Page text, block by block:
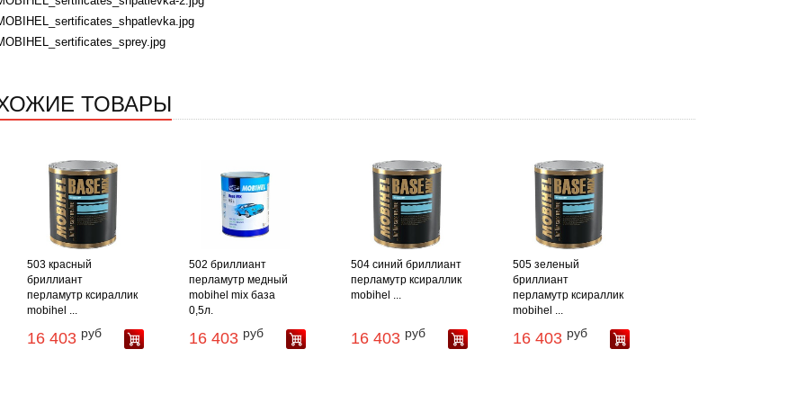
ТОВАРЫ
503 красный
бриллиант
перламутр ксираллик
mobihel ...
16 403 руб
502 бриллиант
перламутр медный
mobihel mix база
0,5л.
16 403 руб
504 синий бриллиант
перламутр ксираллик
mobihel ...
16 403 руб
505 зеленый
бриллиант
перламутр ксираллик
mobihel ...
16 403 руб